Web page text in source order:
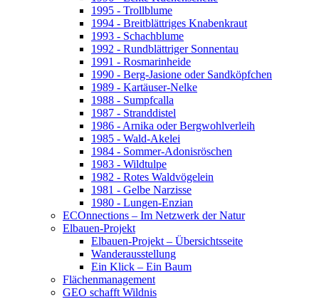
1995 - Trollblume
1994 - Breitblättriges Knabenkraut
1993 - Schachblume
1992 - Rundblättriger Sonnentau
1991 - Rosmarinheide
1990 - Berg-Jasione oder Sandköpfchen
1989 - Kartäuser-Nelke
1988 - Sumpfcalla
1987 - Stranddistel
1986 - Arnika oder Bergwohlverleih
1985 - Wald-Akelei
1984 - Sommer-Adonisröschen
1983 - Wildtulpe
1982 - Rotes Waldvögelein
1981 - Gelbe Narzisse
1980 - Lungen-Enzian
ECOnnections – Im Netzwerk der Natur
Elbauen-Projekt
Elbauen-Projekt – Übersichtsseite
Wanderausstellung
Ein Klick – Ein Baum
Flächenmanagement
GEO schafft Wildnis